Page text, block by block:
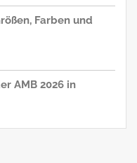
Farben und
AMB 2026 in